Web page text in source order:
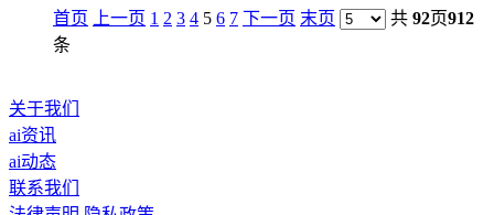
首页 上一页 1 2 3 4 5 6 7 下一页 末页 共 92页912
条
关于我们
ai资讯
ai动态
联系我们